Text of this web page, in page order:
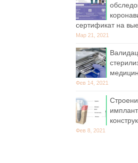
сертификат на
Мар 21, 2021
Фев 14, 2021
Фев 8, 2021